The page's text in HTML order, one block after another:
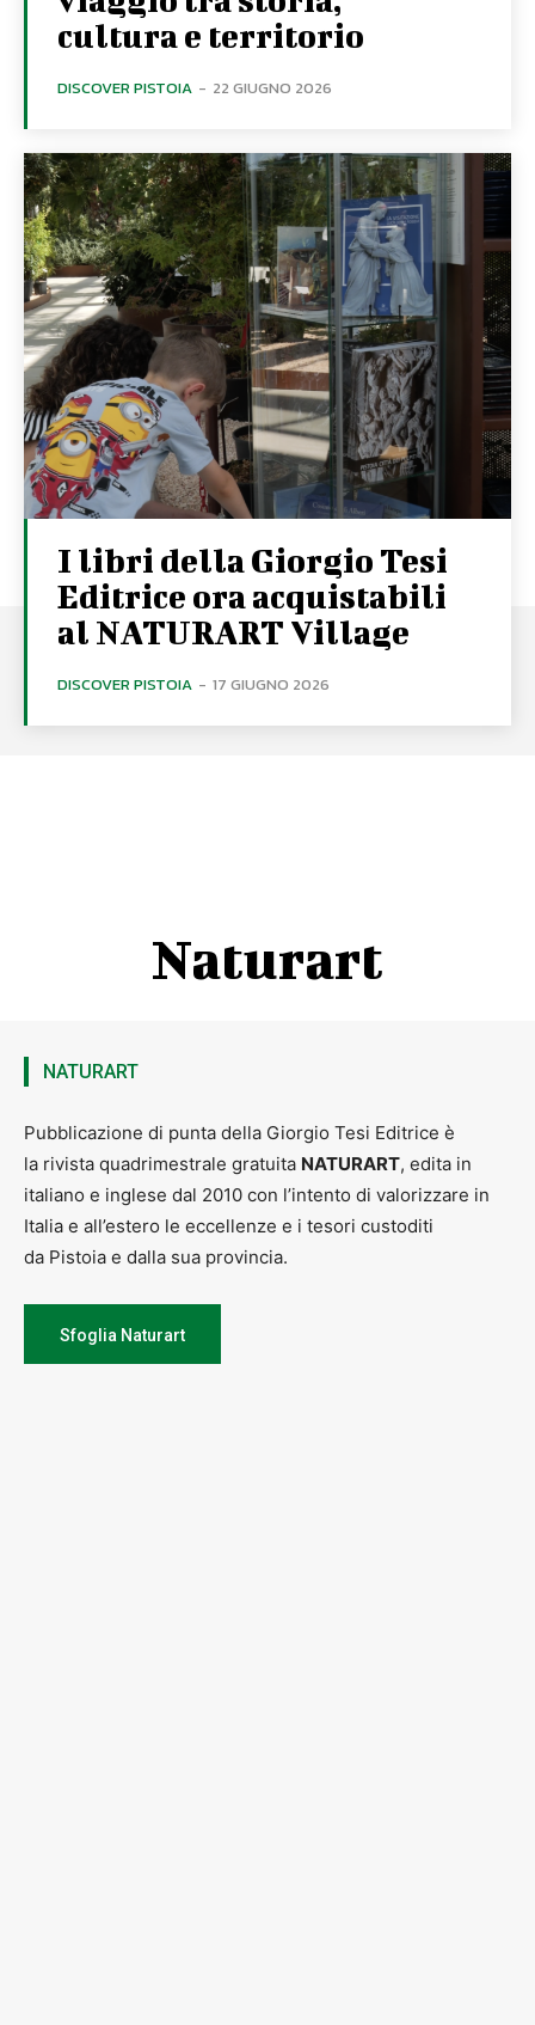
cultura e territorio
DISCOVER PISTOIA - 22 GIUGNO 2026
I libri della Giorgio Tesi
Editrice ora acquistabili
al NATURART Village
DISCOVER PISTOIA - 17 GIUGNO 2026
Naturart
NATURART
Pubblicazione di punta della Giorgio Tesi Editrice è
la rivista quadrimestrale gratuita NATURART, edita in
italiano e inglese dal 2010 con l’intento di valorizzare in
Italia e all’estero le eccellenze e i tesori custoditi
da Pistoia e dalla sua provincia.
Sfoglia Naturart